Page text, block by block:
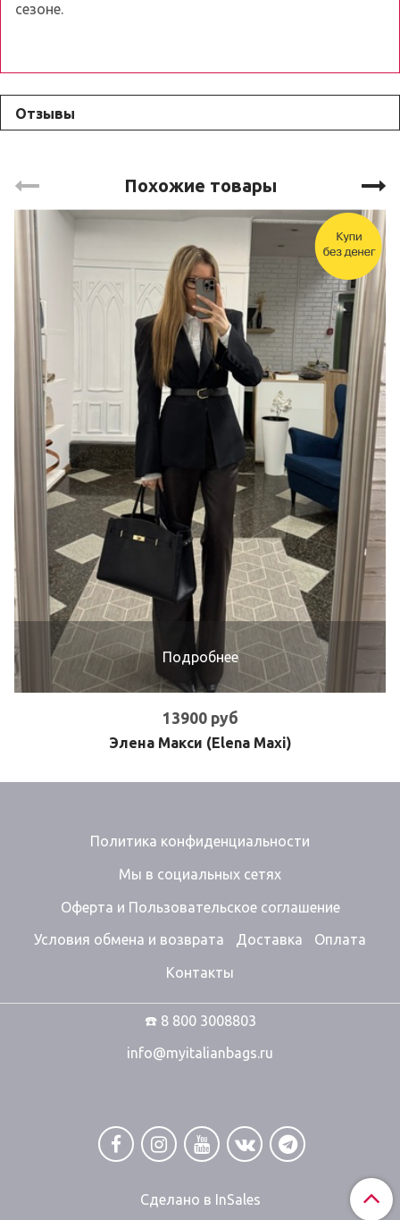
сезоне.
Отзывы
Похожие товары
Подробнее
13900 руб
Элена Макси (Elena Maxi)
Политика конфиденциальности
Мы в социальных сетях
Оферта и Пользовательское соглашение
Условия обмена и возврата Доставка Оплата
Контакты
☎️ 8 800 3008803
info@myitalianbags.ru
Сделано в InSales